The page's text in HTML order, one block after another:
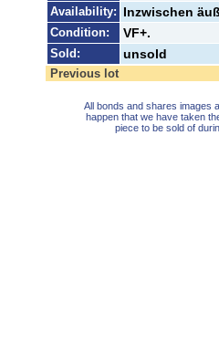
Availability: Inzwischen
Condition: VF+.
Sold: unsold
Previous lot
All bonds and shares images
happen that we have taken
piece to be sold of